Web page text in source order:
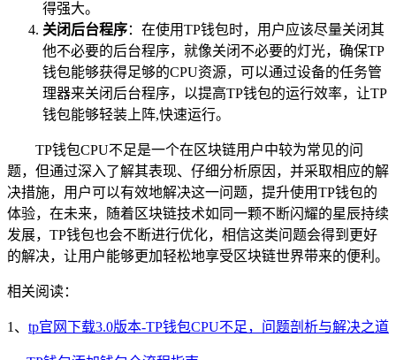
得强大。
关闭后台程序：在使用TP钱包时，用户应该尽量关闭其
他不必要的后台程序，就像关闭不必要的灯光，确保TP
钱包能够获得足够的CPU资源，可以通过设备的任务管
理器来关闭后台程序，以提高TP钱包的运行效率，让TP
钱包能够轻装上阵,快速运行。
TP钱包CPU不足是一个在区块链用户中较为常见的问
题，但通过深入了解其表现、仔细分析原因，并采取相应的解
决措施，用户可以有效地解决这一问题，提升使用TP钱包的
体验，在未来，随着区块链技术如同一颗不断闪耀的星辰持续
发展，TP钱包也会不断进行优化，相信这类问题会得到更好
的解决，让用户能够更加轻松地享受区块链世界带来的便利。
相关阅读：
1、 tp官网下载3.0版本-TP钱包CPU不足，问题剖析与解决之道